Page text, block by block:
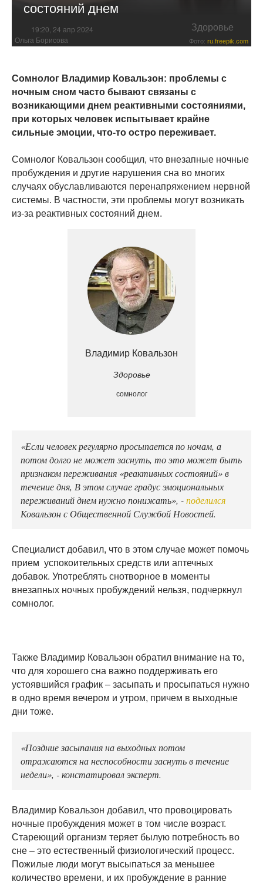
состояний днем
19:20, 24 апр 2024 Здоровье
Ольга Борисова Фото: ru.freepik.com
Сомнолог Владимир Ковальзон: проблемы с
ночным сном часто бывают связаны с
возникающими днем реактивными состояниями,
при которых человек испытывает крайне
сильные эмоции, что-то остро переживает.
Сомнолог Ковальзон сообщил, что внезапные ночные
пробуждения и другие нарушения сна во многих
случаях обуславливаются перенапряжением нервной
системы. В частности, эти проблемы могут возникать
из-за реактивных состояний днем.
Владимир Ковальзон
Здоровье
сомнолог
«Если человек регулярно просыпается по ночам, а
потом долго не может заснуть, то это может быть
признаком переживания «реактивных состояний» в
течение дня, В этом случае градус эмоциональных
переживаний днем нужно понижать», -поделился
Ковальзон с Общественной Службой Новостей.
Специалист добавил, что в этом случае может помочь
прием успокоительных средств или аптечных
добавок. Употреблять снотворное в моменты
внезапных ночных пробуждений нельзя, подчеркнул
сомнолог.
Также Владимир Ковальзон обратил внимание на то,
что для хорошего сна важно поддерживать его
устоявшийся график – засыпать и просыпаться нужно
в одно время вечером и утром, причем в выходные
дни тоже.
«Поздние засыпания на выходных потом
отражаются на неспособности заснуть в течение
недели», - констатировал эксперт.
Владимир Ковальзон добавил, что провоцировать
ночные пробуждения может в том числе возраст.
Стареющий организм теряет былую потребность во
сне – это естественный физиологический процесс.
Пожилые люди могут высыпаться за меньшее
количество времени, и их пробуждение в ранние